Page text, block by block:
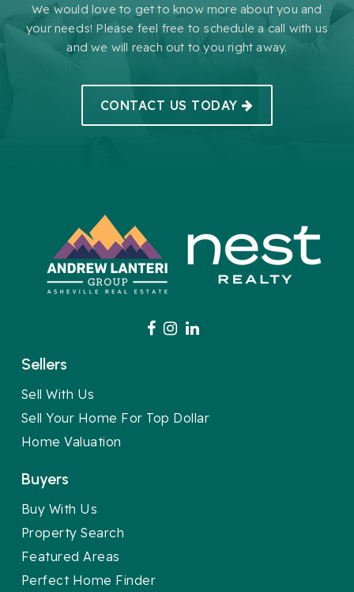
We would love to get to know more about you and
your needs! Please feel free to schedule a call with us
and we will reach out to you right away.
CONTACT US TODAY
Sellers
Sell With Us
Sell Your Home For Top Dollar
Home Valuation
Buyers
Buy With Us
Property Search
Featured Areas
Perfect Home Finder